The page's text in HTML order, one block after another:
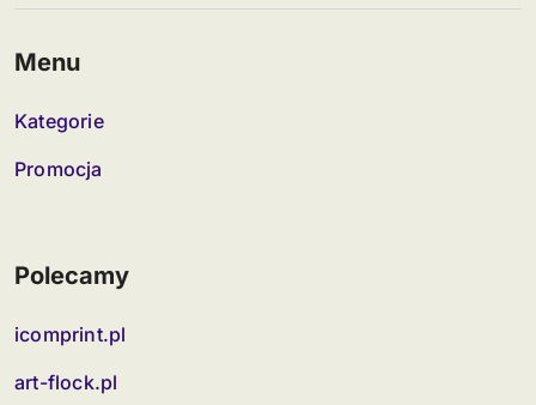
Menu
Kategorie
Promocja
Polecamy
icomprint.pl
art-flock.pl